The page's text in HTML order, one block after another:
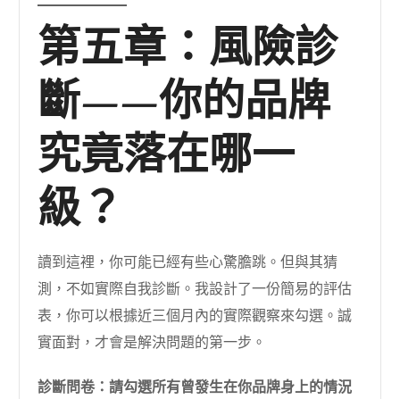
第五章：風險診
斷——你的品牌
究竟落在哪一
級？
讀到這裡，你可能已經有些心驚膽跳。但與其猜
測，不如實際自我診斷。我設計了一份簡易的評估
表，你可以根據近三個月內的實際觀察來勾選。誠
實面對，才會是解決問題的第一步。
診斷問卷：請勾選所有曾發生在你品牌身上的情況